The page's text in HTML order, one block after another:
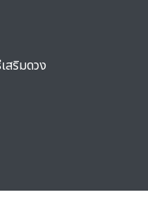
สริมดวง